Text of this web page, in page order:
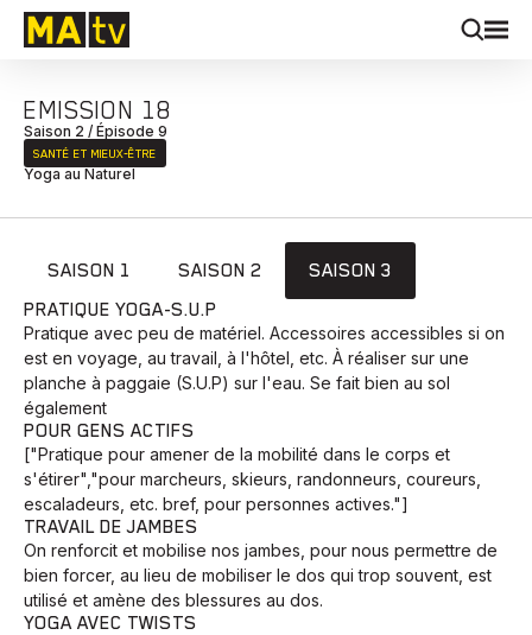
EMISSION 18
Saison 2 / Épisode 9
SANTÉ ET MIEUX‑ÊTRE
Yoga au Naturel
SAISON 1 SAISON 2
SAISON 3
PRATIQUE YOGA-S.U.P
Pratique avec peu de matériel. Accessoires accessibles si on
est en voyage, au travail, à l'hôtel, etc. À réaliser sur une
planche à paggaie (S.U.P) sur l'eau. Se fait bien au sol
également
POUR GENS ACTIFS
["Pratique pour amener de la mobilité dans le corps et
s'étirer","pour marcheurs, skieurs, randonneurs, coureurs,
escaladeurs, etc. bref, pour personnes actives."]
TRAVAIL DE JAMBES
On renforcit et mobilise nos jambes, pour nous permettre de
bien forcer, au lieu de mobiliser le dos qui trop souvent, est
utilisé et amène des blessures au dos.
YOGA AVEC TWISTS